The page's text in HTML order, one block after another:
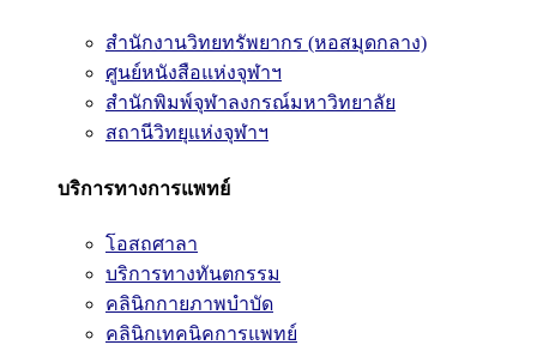
สำนักงานวิทยทรัพยากร (หอสมุดกลาง)
ศูนย์หนังสือแห่งจุฬาฯ
สำนักพิมพ์จุฬาลงกรณ์มหาวิทยาลัย
สถานีวิทยุแห่งจุฬาฯ
บริการทางการแพทย์
โอสถศาลา
บริการทางทันตกรรม
คลินิกกายภาพบำบัด
คลินิกเทคนิคการแพทย์